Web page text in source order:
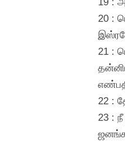
20 :
21 :
22 :
23 :